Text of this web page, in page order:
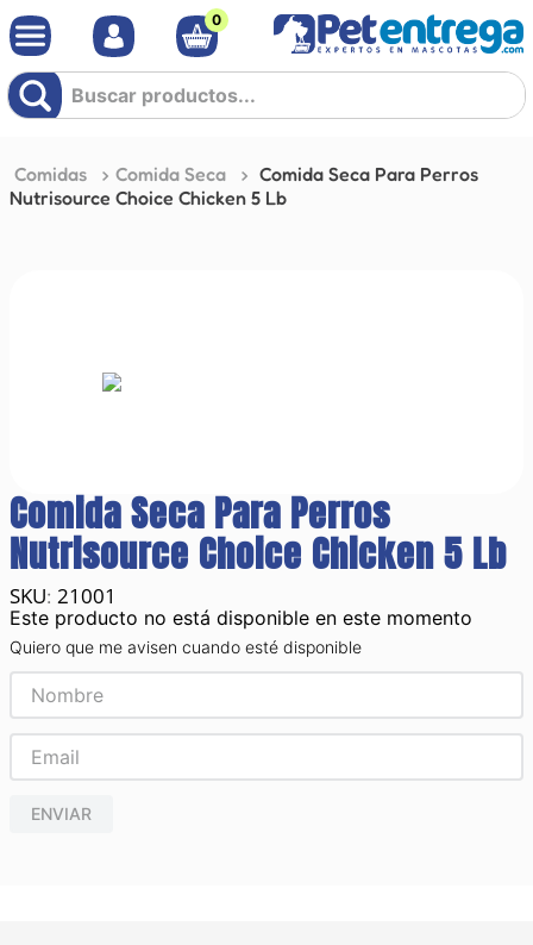
0
Buscar productos...
Comidas Comida Seca
Comida Seca Para Perros
Nutrisource Choice Chicken 5 Lb
Comida Seca Para Perros
Nutrisource Choice Chicken 5 Lb
: 21001
Este producto no está disponible en este momento
Quiero que me avisen cuando esté disponible
ENVIAR